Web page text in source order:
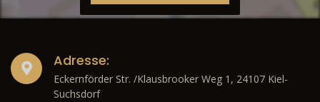
Adresse:
Eckernförder Str. /Klausbrooker Weg 1, 24107 Kiel-
Suchsdorf